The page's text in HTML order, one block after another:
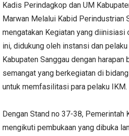
Kadis Perindagkop dan UM
Marwan Melalui Kabid Perindustrian
mengatakan Kegiatan yang diinisiasi
ini, didukung oleh instansi dan
Kabupaten Sanggau dengan
semangat yang berkegiatan di
untuk memfasilitasi para pelaku IKM.
Dengan Stand no 37-38, Pemerintah
mengikuti pembukaan yang dibuka